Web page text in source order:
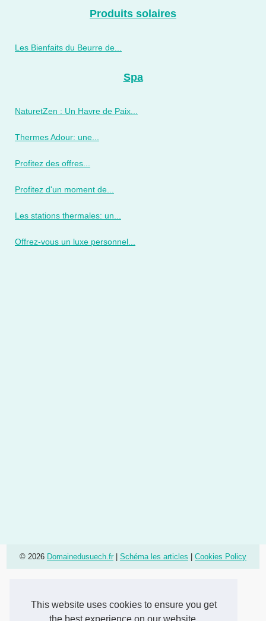
This website uses cookies to ensure you get
Produits solaires
Les Bienfaits du Beurre de...
Spa
NaturetZen : Un Havre de Paix...
Thermes Adour: une...
Profitez des offres...
Profitez d'un moment de...
Les stations thermales: un...
Offrez-vous un luxe personnel...
© 2026 Domainedusuech.fr Schéma les articles Cookies Policy